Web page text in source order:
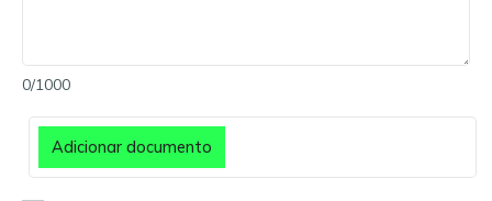
0/1000
Adicionar documento